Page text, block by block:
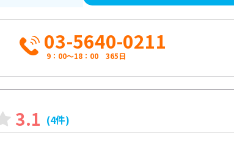
03-5640-0211
9：00～18：00 365日
3.1 (4件)